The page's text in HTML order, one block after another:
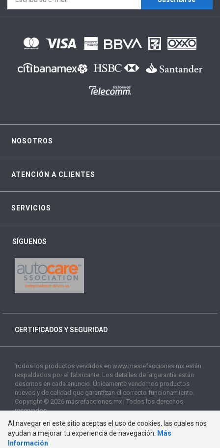
NOSOTROS
ATENCIÓN A CLIENTES
SERVICIOS
SÍGUENOS
CERTIFICADOS Y SEGURIDAD
Todos los productos vendidos en www.masrefacciones.mx están
respaldados por el fabricante. Los detalles de la garantía están
descritos en cada anuncio. Únicamente vendemos productos
nuevos y de calidad que garantizan el correcto funcionamiento.
Copyright © 2026 másrefacciones.mx | Todos los derechos
reservados
Al navegar en este sitio aceptas el uso de cookies, las cuales nos
ayudan a mejorar tu experiencia de navegación.
Más
Información